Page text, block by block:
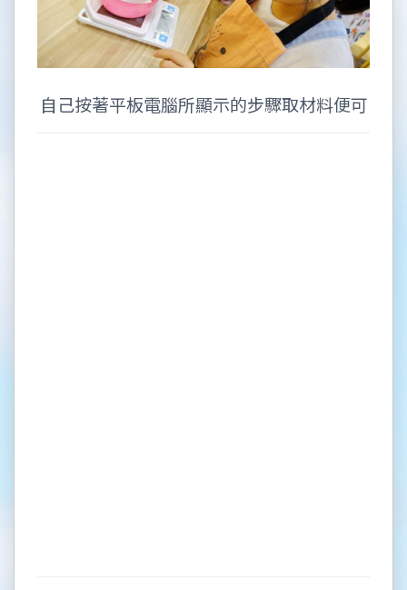
自己按著平板電腦所顯示的步驟取材料便可